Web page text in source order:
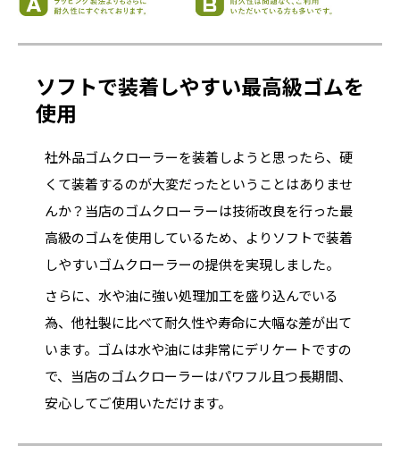
ソフトで装着しやすい最高級ゴムを
使用
社外品ゴムクローラーを装着しようと思ったら、硬
くて装着するのが大変だったということはありませ
んか？当店のゴムクローラーは技術改良を行った最
高級のゴムを使用しているため、よりソフトで装着
しやすいゴムクローラーの提供を実現しました。
さらに、水や油に強い処理加工を盛り込んでいる
為、他社製に比べて耐久性や寿命に大幅な差が出て
います。ゴムは水や油には非常にデリケートですの
で、当店のゴムクローラーはパワフル且つ長期間、
安心してご使用いただけます。